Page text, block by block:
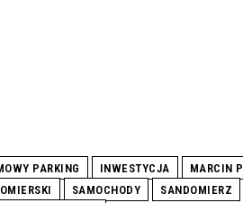
PARKING INWESTYCJA MARCIN
SAMOCHODY SANDOMIERZ